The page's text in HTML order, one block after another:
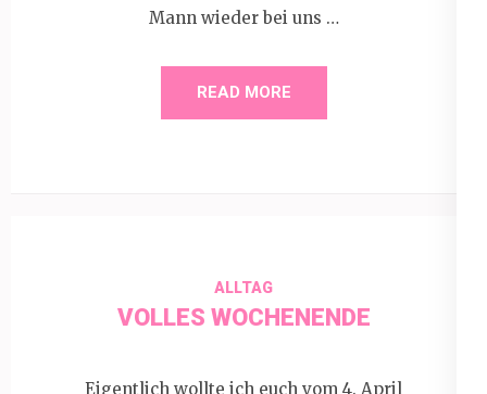
Mann wieder bei uns …
READ MORE
ALLTAG
VOLLES WOCHENENDE
Eigentlich wollte ich euch vom 4. April